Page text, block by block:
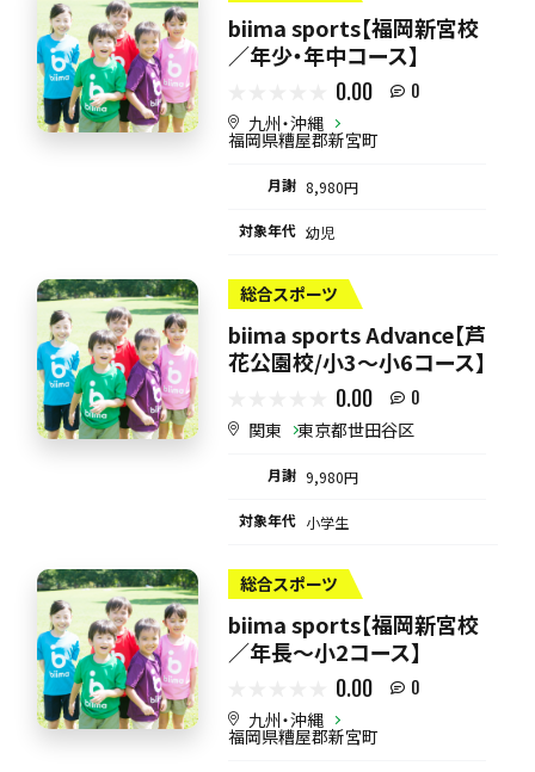
biima sports【福岡新宮校
／年少・年中コース】
0.00 0
九州・沖縄
福岡県糟屋郡新宮町
月謝 8,980円
対象年代 幼児
総合スポーツ
biima sports Advance【芦
花公園校/小3〜小6コース】
0.00 0
関東 東京都世田谷区
月謝 9,980円
対象年代 小学生
総合スポーツ
biima sports【福岡新宮校
／年長〜小2コース】
0.00 0
九州・沖縄
福岡県糟屋郡新宮町